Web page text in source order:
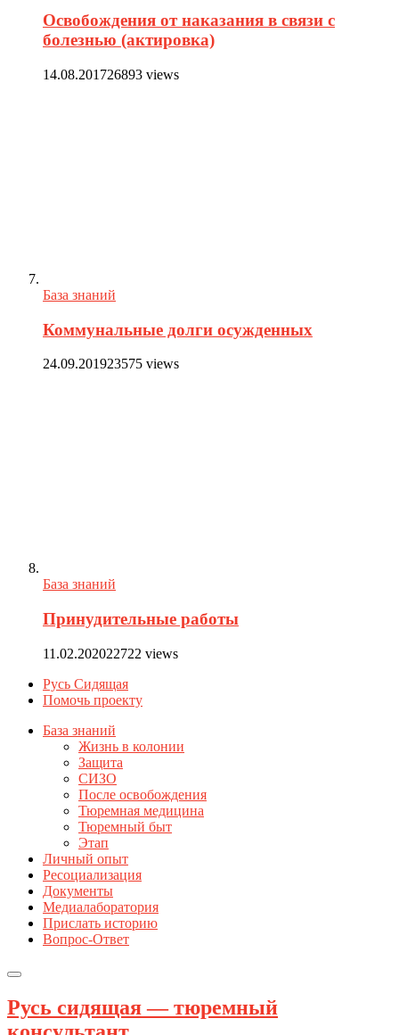
Освобождения от наказания в связи с
болезнью (актировка)
14.08.201726893 views
База знаний
Коммунальные долги осужденных
24.09.201923575 views
База знаний
Принудительные работы
11.02.202022722 views
Русь Сидящая
Помочь проекту
База знаний
Жизнь в колонии
Защита
СИЗО
После освобождения
Тюремная медицина
Тюремный быт
Этап
Личный опыт
Ресоциализация
Документы
Медиалаборатория
Прислать историю
Вопрос-Ответ
Русь сидящая — тюремный